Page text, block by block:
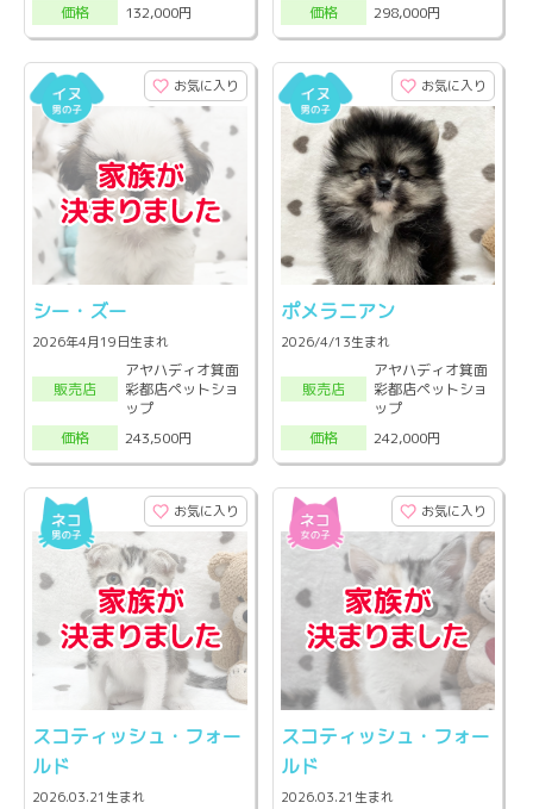
価格
132,000円
価格
298,000円
お気に入り
シー・ズー
2026年4月19日生まれ
販売店
アヤハディオ箕面
彩都店ペットショ
ップ
価格
243,500円
お気に入り
ポメラニアン
2026/4/13生まれ
販売店
アヤハディオ箕面
彩都店ペットショ
ップ
価格
242,000円
お気に入り
スコティッシュ・フォー
ルド
2026.03.21生まれ
お気に入り
スコティッシュ・フォー
ルド
2026.03.21生まれ